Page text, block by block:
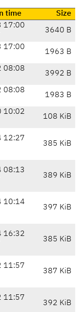
time
Size
17:00
3640 B
17:00
1963 B
08:08
3992 B
08:08
1983 B
10:02
108 KiB
12:27
385 KiB
08:13
389 KiB
10:14
397 KiB
16:32
385 KiB
11:57
387 KiB
11:57
392 KiB